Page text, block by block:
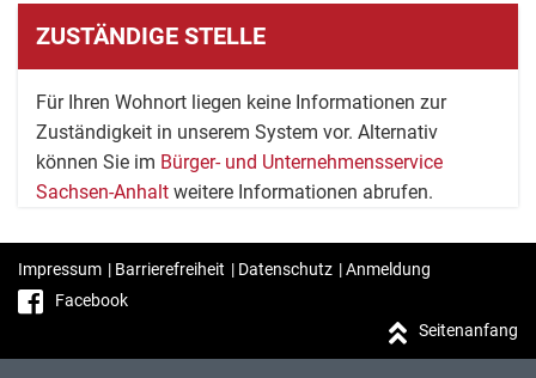
ZUSTÄNDIGE STELLE
Für Ihren Wohnort liegen keine Informationen zur
Zuständigkeit in unserem System vor. Alternativ
können Sie im Bürger- und Unternehmensservice
Sachsen-Anhalt weitere Informationen abrufen.
Impressum | Barrierefreiheit | Datenschutz |Anmeldung
Facebook
Seitenanfang